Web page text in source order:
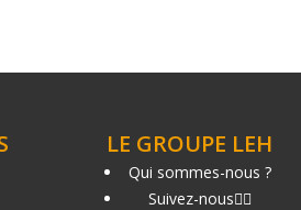
LE GROUPE LEH
Qui sommes-nous ?
Suivez-nous